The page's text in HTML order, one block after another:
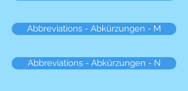
Abbreviations - Abkürzungen - M
Abbreviations - Abkürzungen - N